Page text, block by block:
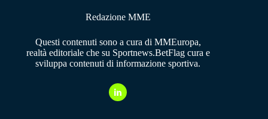
Redazione MME
Questi contenuti sono a cura di MMEuropa,
realtà editoriale che su Sportnews.BetFlag cura e
sviluppa contenuti di informazione sportiva.